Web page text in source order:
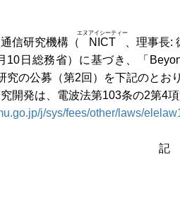
信研究機構（ NICT
エヌアイシーティー
、理事長
10日総務省）に基づき、「
究の公募（第2回）を下記のとお
開発は、電波法第103条の2第4
j/sys/fees/other/laws/
記